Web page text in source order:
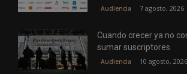
Audiencia 7 agosto, 2026
Cuando crecer ya no
sumar suscriptores
Audiencia 10 agosto, 2026